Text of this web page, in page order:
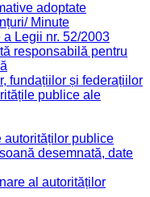
adoptate
Minute
Legii nr. 52/2003
responsabilă pentru
fundațiilor și federațiilor
publice ale
autorităților publice
desemnată, date
al autorităților